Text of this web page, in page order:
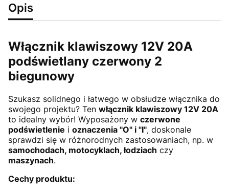
Opis
Włącznik klawiszowy 12V 20A
podświetlany czerwony 2
biegunowy
Szukasz solidnego i łatwego w obsłudze włącznika do
swojego projektu? Ten włącznik klawiszowy 12V 20A
to idealny wybór! Wyposażony w czerwone
podświetlenie i oznaczenia "O" i "I", doskonale
sprawdzi się w różnorodnych zastosowaniach, np. w
samochodach, motocyklach, łodziach czy
maszynach.
Cechy produktu: